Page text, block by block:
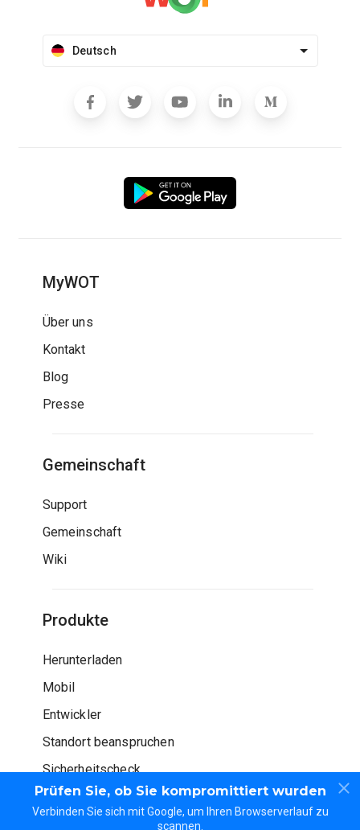
Prüfen Sie, ob Sie kompromittiert wurden
Verbinden Sie sich mit Google, um Ihren Browserverlauf zu
scannen.
Deutsch
MyWOT
Über uns
Kontakt
Blog
Presse
Gemeinschaft
Support
Gemeinschaft
Wiki
Produkte
Herunterladen
Mobil
Entwickler
Standort beanspruchen
Sicherheitscheck